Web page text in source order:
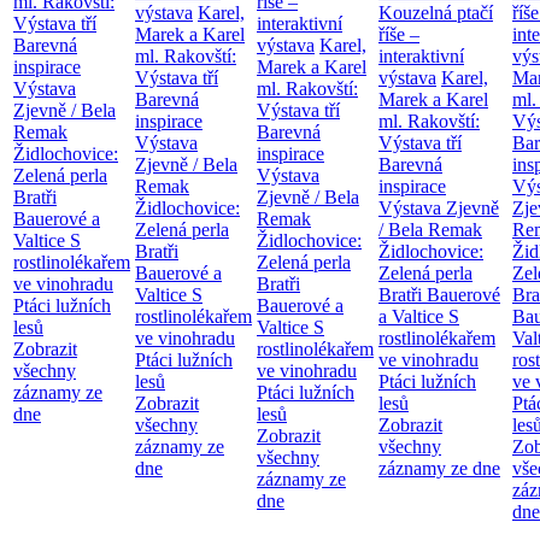
Výstava tří
Barevná
inspirace
Výstava
Zjevně / Bela
Remak
Židlochovice:
Zelená perla
Bratři
Bauerové a
Valtice S
rostlinolékařem
ve vinohradu
Ptáci lužních
lesů
Zobrazit
všechny
záznamy ze
dne
výstava Karel,
Marek a Karel
ml. Rakovští:
Výstava tří
Barevná
inspirace
Výstava
Zjevně / Bela
Remak
Židlochovice:
Zelená perla
Bratři
Bauerové a
Valtice S
rostlinolékařem
ve vinohradu
Ptáci lužních
lesů
Zobrazit
všechny
záznamy ze
dne
interaktivní
výstava Karel,
Marek a Karel
ml. Rakovští:
Výstava tří
Barevná
inspirace
Výstava
Zjevně / Bela
Remak
Židlochovice:
Zelená perla
Bratři
Bauerové a
Valtice S
rostlinolékařem
ve vinohradu
Ptáci lužních
lesů
Zobrazit
všechny
záznamy ze
dne
Kouzelná ptačí
říše –
interaktivní
výstava Karel,
Marek a Karel
ml. Rakovští:
Výstava tří
Barevná
inspirace
Výstava Zjevně
/ Bela Remak
Židlochovice:
Zelená perla
Bratři Bauerové
a Valtice S
rostlinolékařem
ve vinohradu
Ptáci lužních
lesů
Zobrazit
všechny
záznamy ze dne
ml.
ve
dne